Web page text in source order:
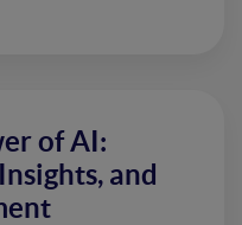
of AI:
and